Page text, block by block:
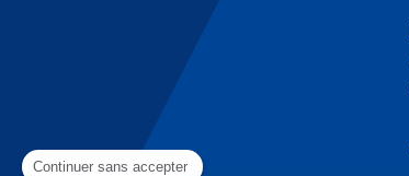
Continuer sans accepter